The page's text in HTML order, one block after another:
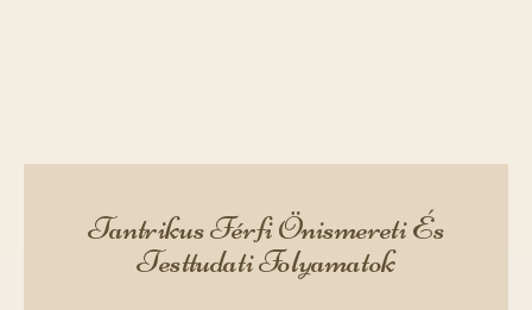
Tantrikus Férfi Önismereti És
Testtudati Folyamatok